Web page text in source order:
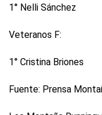
1° Nelli Sánchez
Veteranos F:
1° Cristina Briones
Fuente: Prensa